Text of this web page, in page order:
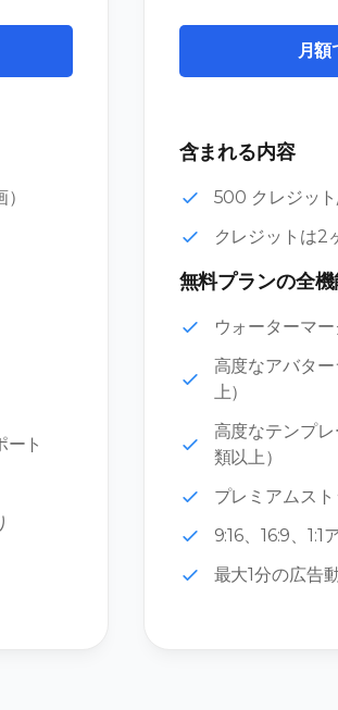
ート
月額
含まれる内容
500 クレジッ
クレジットは2
無料プランの全
ウォーターマ
高度なアバタ
上）
高度なテンプ
類以上）
プレミアムス
9:16、16:9、
最大1分の広告